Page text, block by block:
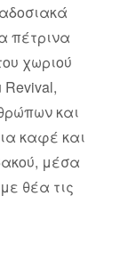
πέτρινα
χωριού
και
καφέ και
μέσα
θέα τις